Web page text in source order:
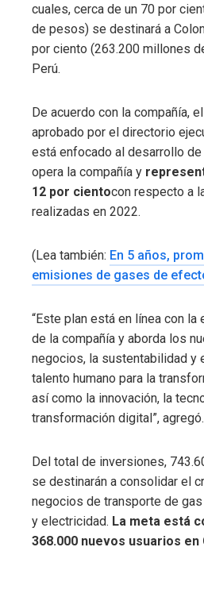
cuales, cerca de un 70 por
de pesos) se destinará a
por ciento (263.200 millones
Perú.
De acuerdo con la compañía,
aprobado por el directorio
está enfocado al desarrollo
opera la compañía y
12 por cientocon respecto a
realizadas en 2022.
(Lea también: En 5 años,
emisiones de gases de
“Este plan está en línea con
de la compañía y aborda los
negocios, la sustentabilidad y
talento humano para la
así como la innovación, la
transformación digital”, agregó.
Del total de inversiones,
se destinarán a consolidar el
negocios de transporte de
y electricidad. La meta está
368.000 nuevos usuarios en